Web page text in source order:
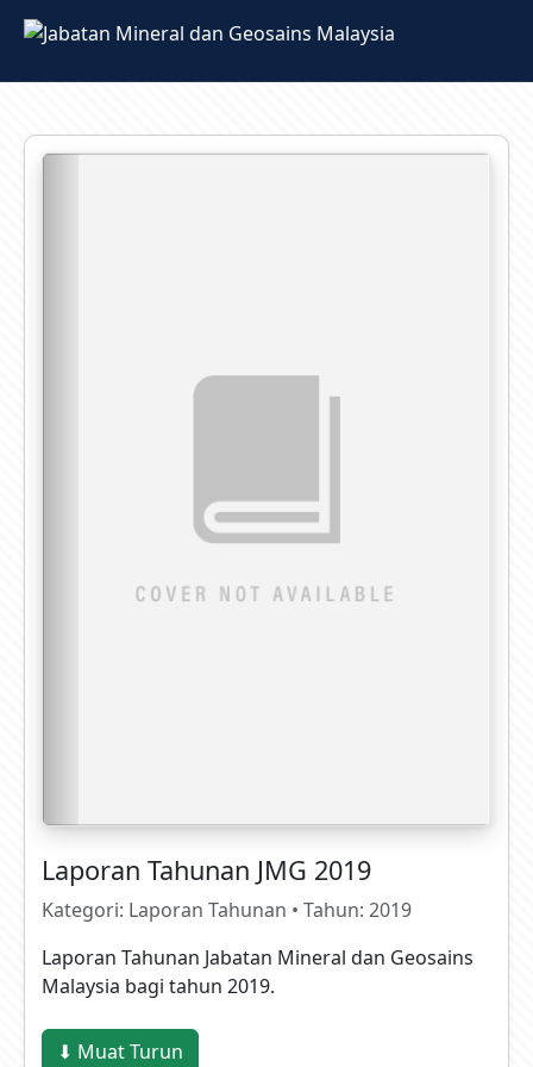
Laporan Tahunan JMG 2019
Kategori: Laporan Tahunan • Tahun: 2019
Laporan Tahunan Jabatan Mineral dan Geosains
Malaysia bagi tahun 2019.
⬇ Muat Turun